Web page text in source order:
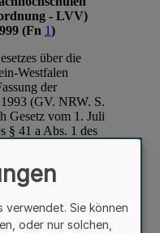
verwendet. Sie können
oder nur solchen,